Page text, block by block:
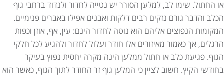
או החתול. שימו לב, למלען הסורר יש נטייה לחדור ולנדוד ברחבי גוף
הכלב והדבר גורם נזקים רבים דלקות ואבנים אפילו באברים פנימיים.
המקומות הנפוצים אליהם הוא נוטה לחדור הינם: עין, אף, אוזן וכפות
הרגלים, אך כאמור מאיזורים אלו חודר ועלול לחדור ולהגיע לכל חלקי
הגוף. פגיעת כלב או חתול ממלען הינה מקרה יחסית נפוץ בעיקר
בחודשי הקיץ. חשוב לציין כי המלען גוף זר החודר לתוך הגוף, כאשר הוא